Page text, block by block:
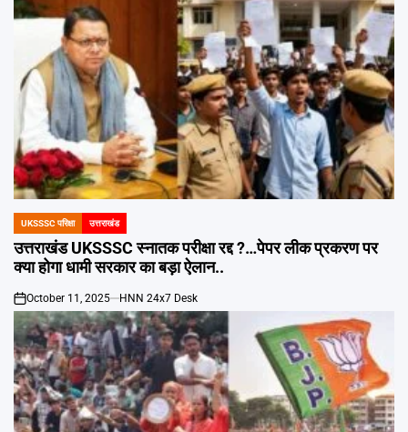
POSTED
IN
UKSSSC परिक्षा उत्तराखंड
उत्तराखंड UKSSSC स्नातक परीक्षा रद्द ?…पेपर लीक प्रकरण पर
क्या होगा धामी सरकार का बड़ा ऐलान..
on
October 11, 2025 HNN 24x7 Desk